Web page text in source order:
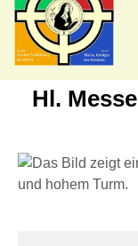
Hl. Messe